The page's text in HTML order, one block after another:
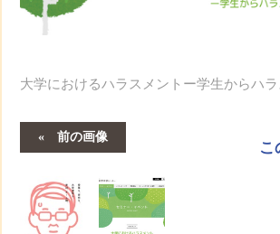
大学におけるハラスメントー学生からハ
前の画像